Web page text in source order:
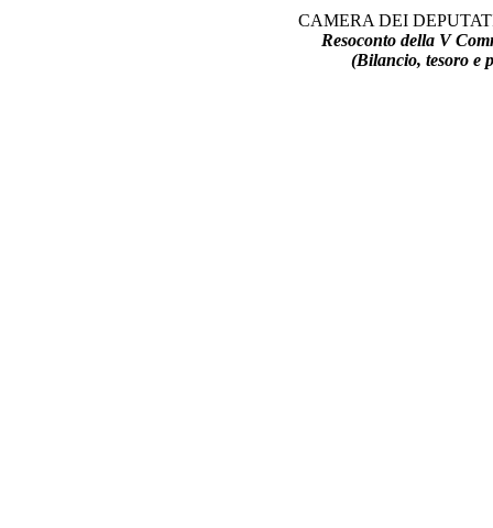
CAMERA DEI
Resoconto della V
(Bilancio, tesoro e